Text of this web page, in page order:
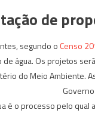
de
segundo o Censo
água. Os projetos
do Meio
é o processo pelo qual